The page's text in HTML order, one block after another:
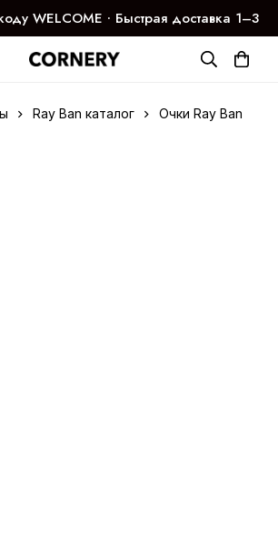
WELCOME ∙ Быстрая доставка 1–3
дня
Ray Ban каталог Очки Ray Ban